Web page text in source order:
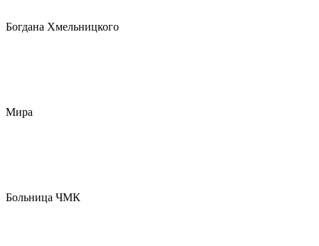
Богдана Хмельницкого
Мира
Больница ЧМК